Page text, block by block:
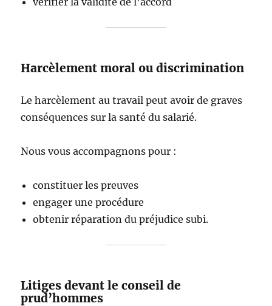
Harcèlement moral ou discrimination
Le harcèlement au travail peut avoir de graves
conséquences sur la santé du salarié.
Nous vous accompagnons pour :
constituer les preuves
engager une procédure
obtenir réparation du préjudice subi.
Litiges devant le conseil de
prud’hommes